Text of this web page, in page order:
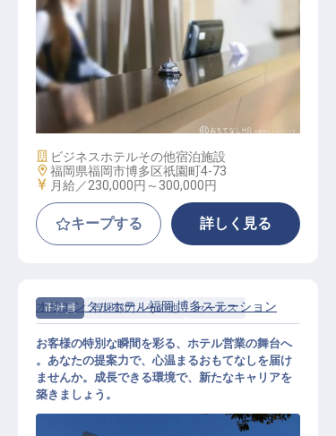
フロント【スカイハートホテル博多
】
施設業態
ビジネスホテルその他宿泊施設
勤務地
福岡県福岡市博多区祇園町4-73
給与
月給／230,000円～ 300,000円
キープする 詳しく見る
正社員 管理部門・その他 セールス
オリエンタルホテル福岡 博多ステーション
お客様の特別な瞬間を彩る、ホテル営業の舞台へ
。あなたの提案力で、心温まるおもてなしを届け
ませんか。成長できる環境で、新たなキャリアを
築きましょう。